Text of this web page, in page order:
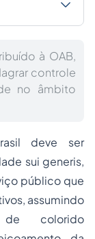
à OAB,
controle
no âmbito
deve ser
sui generis,
público que
assumindo
de colorido